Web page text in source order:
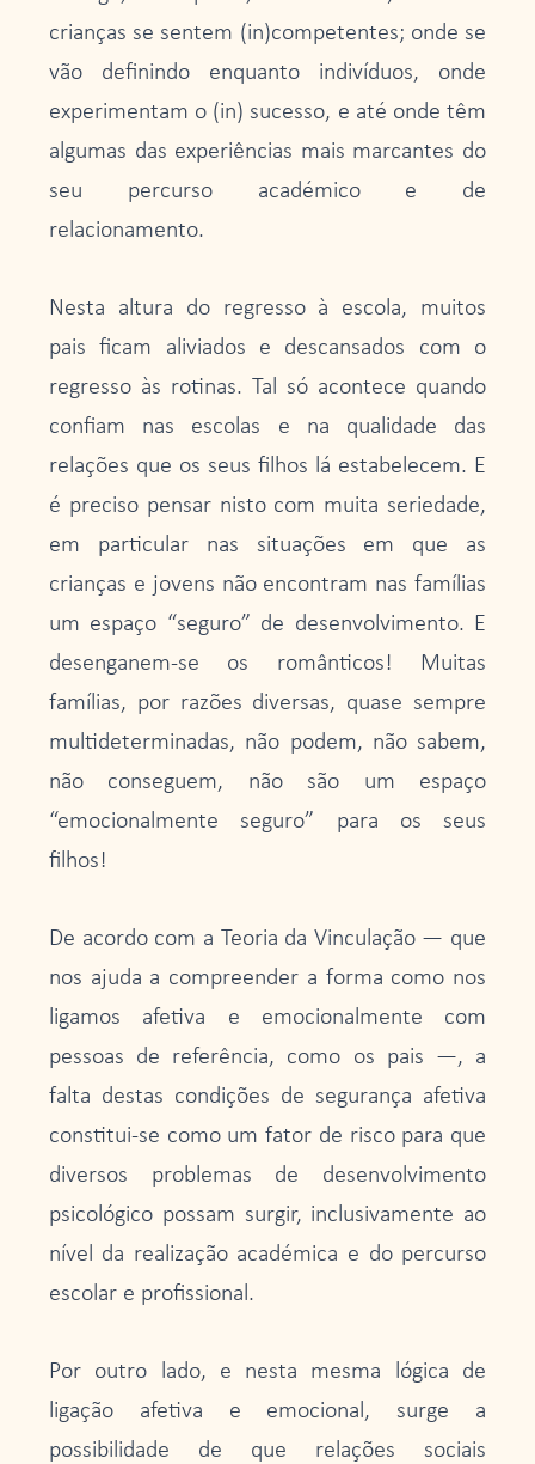
crianças se sentem (in)competentes; onde se
vão definindo enquanto indivíduos, onde
experimentam o (in) sucesso, e até onde têm
algumas das experiências mais marcantes do
seu percurso académico e de
relacionamento.
Nesta altura do regresso à escola, muitos
pais ficam aliviados e descansados com o
regresso às rotinas. Tal só acontece quando
confiam nas escolas e na qualidade das
relações que os seus filhos lá estabelecem. E
é preciso pensar nisto com muita seriedade,
em particular nas situações em que as
crianças e jovens não encontram nas famílias
um espaço “seguro” de desenvolvimento. E
desenganem-se os românticos! Muitas
famílias, por razões diversas, quase sempre
multideterminadas, não podem, não sabem,
não conseguem, não são um espaço
“emocionalmente seguro” para os seus
filhos!
De acordo com a Teoria da Vinculação — que
nos ajuda a compreender a forma como nos
ligamos afetiva e emocionalmente com
pessoas de referência, como os pais —, a
falta destas condições de segurança afetiva
constitui-se como um fator de risco para que
diversos problemas de desenvolvimento
psicológico possam surgir, inclusivamente ao
nível da realização académica e do percurso
escolar e profissional.
Por outro lado, e nesta mesma lógica de
ligação afetiva e emocional, surge a
possibilidade de que relações sociais